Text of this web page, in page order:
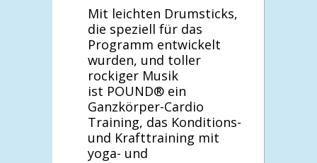
Mit leichten Drumsticks,
die speziell für das
Programm entwickelt
wurden, und toller
rockiger Musik
ist POUND® ein
Ganzkörper-Cardio
Training, das Konditions-
und Krafttraining mit
yoga- und